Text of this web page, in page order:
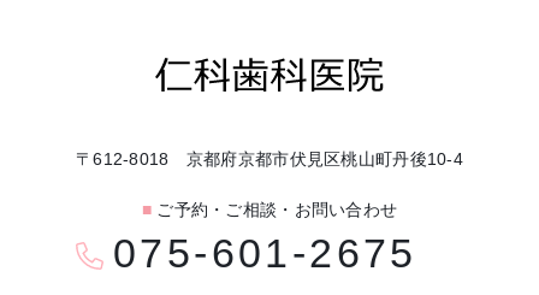
〒612-8018 京都府京都市伏見区桃山町丹後10-4
■ ご予約・ご相談・お問い合わせ
075-601-2675